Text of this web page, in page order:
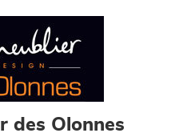
des Olonnes